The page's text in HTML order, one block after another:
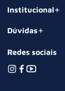
Institucional
Dúvidas
Redes sociais